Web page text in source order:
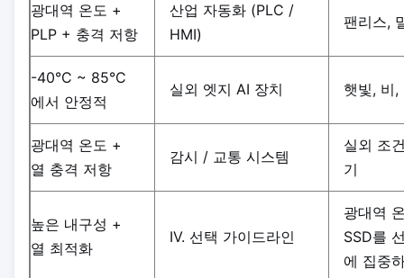
광대역 온도 +
PLP + 충격 저항
산업 자동화 (PLC /
HMI)
팬리스,
-40°C ~ 85°C
에서 안정적
실외 엣지 AI 장치 햇빛, 비
광대역 온도 +
열 충격 저항
감시 / 교통 시스템
실외 조
기
높은 내구성 +
열 최적화
IV. 선택 가이드라인
광대역
SSD를
에 집중